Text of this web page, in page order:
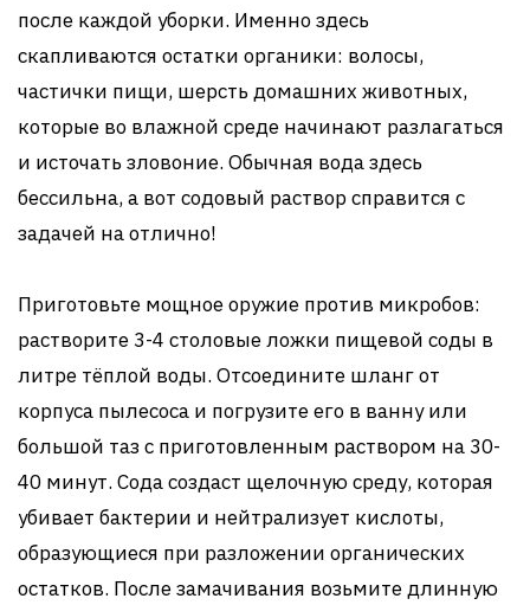
после каждой уборки. Именно здесь
скапливаются остатки органики: волосы,
частички пищи, шерсть домашних животных,
которые во влажной среде начинают разлагаться
и источать зловоние. Обычная вода здесь
бессильна, а вот содовый раствор справится с
задачей на отлично!
Приготовьте мощное оружие против микробов:
растворите 3-4 столовые ложки пищевой соды в
литре тёплой воды. Отсоедините шланг от
корпуса пылесоса и погрузите его в ванну или
большой таз с приготовленным раствором на 30-
40 минут. Сода создаст щелочную среду, которая
убивает бактерии и нейтрализует кислоты,
образующиеся при разложении органических
остатков. После замачивания возьмите длинную